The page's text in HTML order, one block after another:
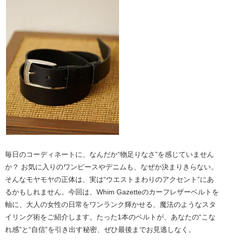
毎日のコーディネートに、なんだか“物足りなさ”を感じていません
か？ お気に入りのワンピースやデニムも、なぜか決まりきらない。
そんなモヤモヤの正体は、実は“ウエストまわりのアクセント”にあ
るかもしれません。今回は、 Whim Gazetteのカーフレザーベルト を
軸に、大人の女性の日常をワンランク輝かせる、魔法のようなスタ
イリング術をご紹介します。たった1本のベルトが、あなたの“こな
れ感”と“自信”を引き出す秘密、ぜひ最後までお見逃しなく。